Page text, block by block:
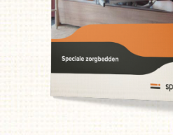
probleem. Wij helpen u in drie
weg. Stap 1: klik op de groene
en wij nemen contact met u op.